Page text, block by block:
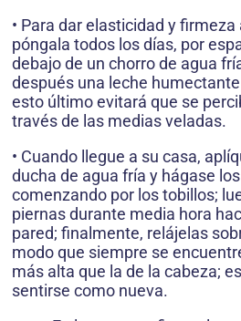
• Para dar elasticidad y
póngala todos los días, por
debajo de un chorro de agua
después una leche
esto último evitará que se
través de las medias veladas.
• Cuando llegue a su casa,
ducha de agua fría y hágase
comenzando por los tobillos;
piernas durante media hora
pared; finalmente, relájelas
modo que siempre se
más alta que la de la cabeza;
sentirse como nueva.